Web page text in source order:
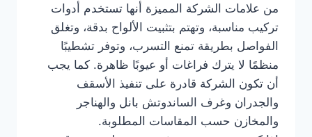
من علامات الشركة المميزة أنها تستخدم أدوات
تركيب مناسبة، وتهتم بتثبيت الألواح بدقة، وتغلق
الفواصل بطريقة تمنع التسرب، وتوفر تشطيبًا
منظمًا لا يترك فراغات أو عيوبًا ظاهرة. كما يجب
أن تكون الشركة قادرة على تنفيذ الأسقف
والجدران وغرف الساندوتش بانل والهناجر
والمخازن حسب المقاسات المطلوبة.